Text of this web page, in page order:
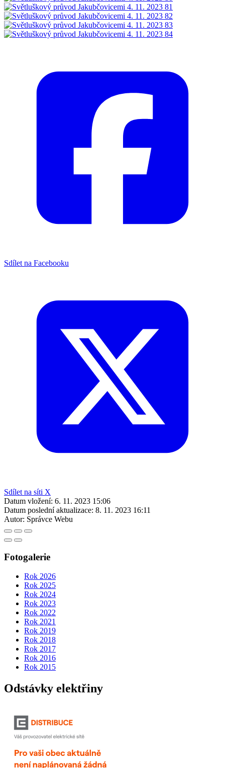
Sdílet na Facebooku
Sdílet na síti X
Datum vložení: 6. 11. 2023 15:06
Datum poslední aktualizace: 8. 11. 2023 16:11
Autor: Správce Webu
Fotogalerie
Rok 2026
Rok 2025
Rok 2024
Rok 2023
Rok 2022
Rok 2021
Rok 2019
Rok 2018
Rok 2017
Rok 2016
Rok 2015
Odstávky elektřiny